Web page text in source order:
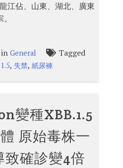
江佔、山東、湖北、廣東
General Tagged
, 失禁,紙尿褲
變種XBB.1.5
原始毒株一
致確診變4倍